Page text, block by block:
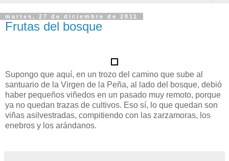
martes, 27 de diciembre de 2011
Frutas del bosque
Supongo que aquí, en un trozo del camino que sube al
santuario de la Virgen de la Peña, al lado del bosque, debió
haber pequeños viñedos en un pasado muy remoto, porque
ya no quedan trazas de cultivos. Eso sí, lo que quedan son
viñas asilvestradas, compitiendo con las zarzamoras, los
enebros y los arándanos.